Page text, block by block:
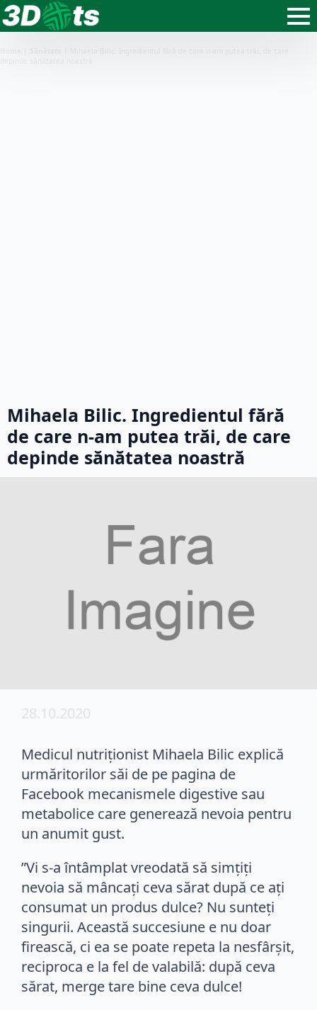
Mihaela Bilic. Ingredientul fără
de care n-am putea trăi, de care
depinde sănătatea noastră
28.10.2020
Medicul nutriţionist Mihaela Bilic explică
urmăritorilor săi de pe pagina de
Facebook mecanismele digestive sau
metabolice care generează nevoia pentru
un anumit gust.
”Vi s-a întâmplat vreodată să simțiți
nevoia să mâncați ceva sărat după ce ați
consumat un produs dulce? Nu sunteți
singurii. Această succesiune e nu doar
firească, ci ea se poate repeta la nesfârșit,
reciproca e la fel de valabilă: după ceva
sărat, merge tare bine ceva dulce!